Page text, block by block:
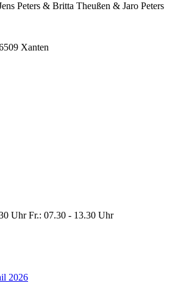
Peters & Britta Theußen & Jaro Peters
Xanten
Uhr Fr.: 07.30 - 13.30 Uhr
2026